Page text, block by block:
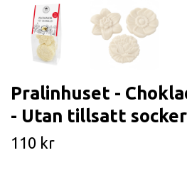
Pralinhuset -
- Utan tillsatt socker
110 kr